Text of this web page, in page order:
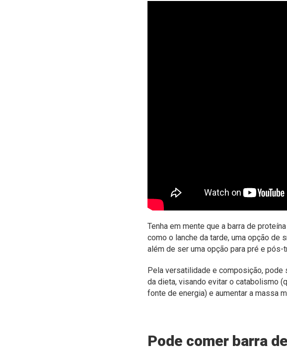
Tenha em mente que a barra de
como o lanche da tarde, uma opção de
além de ser uma opção para pré e pós-
Pela versatilidade e composição, pode
da dieta, visando evitar o catabolismo
fonte de energia) e aumentar a massa
Pode comer barra